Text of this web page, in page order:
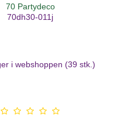
70 Partydeco
70dh30-011j
i webshoppen (39 stk.)